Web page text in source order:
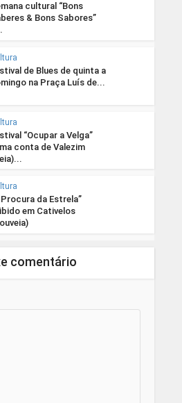
cultural “Bons
& Bons Sabores”
de Blues de quinta a
na Praça Luís de...
“Ocupar a Velga”
conta de Valezim
Procura da Estrela”
em Cativelos
comentário